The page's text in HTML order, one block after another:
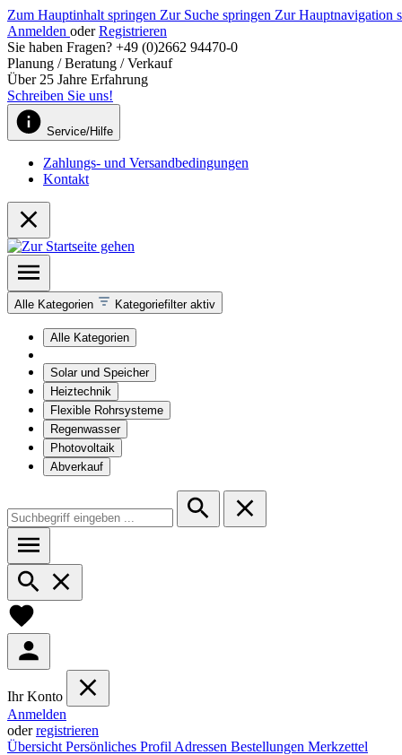
Zum Hauptinhalt springen Zur Suche springen Zur Hauptnavigation
Anmelden oder Registrieren
Sie haben Fragen? +49 (0)2662 94470-0
Planung / Beratung / Verkauf
Über 25 Jahre Erfahrung
Schreiben Sie uns!
Service/Hilfe
Zahlungs- und Versandbedingungen
Kontakt
Alle Kategorien Kategoriefilter aktiv
Alle Kategorien
Solar und Speicher
Heiztechnik
Flexible Rohrsysteme
Regenwasser
Photovoltaik
Abverkauf
Ihr Konto
Anmelden
oderregistrieren
Übersicht Persönliches Profil Adressen Bestellungen Merkzettel